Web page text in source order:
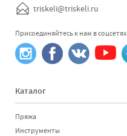
triskeli@triskeli.ru
Присоединяйтесь к нам в соцсетях
Каталог
Пряжа
Инструменты